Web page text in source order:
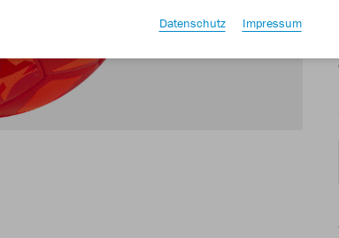
Datenschutz Impressum